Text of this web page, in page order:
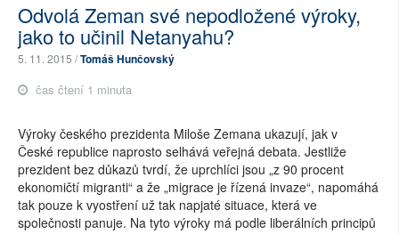
Odvolá Zeman své nepodložené výroky,
jako to učinil Netanyahu?
5. 11. 2015 /Tomáš Hunčovský
čas čtení 1 minuta
Výroky českého prezidenta Miloše Zemana ukazují, jak v
České republice naprosto selhává veřejná debata. Jestliže
prezident bez důkazů tvrdí, že uprchlíci jsou „z 90 procent
ekonomičtí migranti“ a že „migrace je řízená invaze“, napomáhá
tak pouze k vyostření už tak napjaté situace, která ve
společnosti panuje. Na tyto výroky má podle liberálních principů